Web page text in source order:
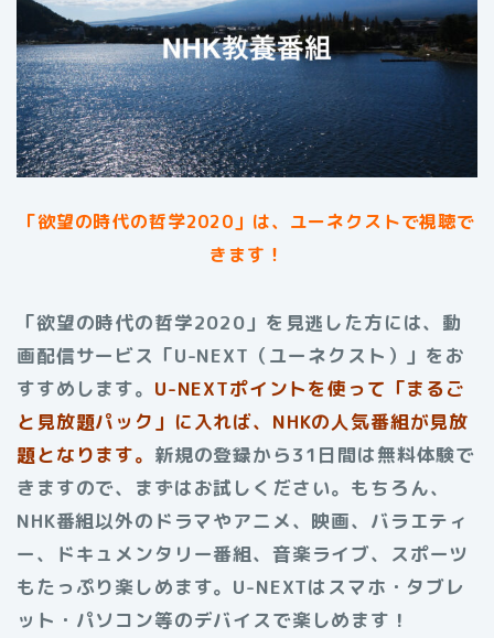
「欲望の時代の哲学2020」は、ユーネクストで視聴で
きます！
「欲望の時代の哲学2020」を見逃した方には、動
画配信サービス「U-NEXT（ユーネクスト）」をお
すすめします。 U-NEXTポイントを使って「まるご
と見放題パック」に入れば、NHKの人気番組が見放
題となります。 新規の登録から31日間は無料体験で
きますので、まずはお試しください。もちろん、
NHK番組以外のドラマやアニメ、映画、バラエティ
ー、ドキュメンタリー番組、音楽ライブ、スポーツ
もたっぷり楽しめます。U-NEXTはスマホ・タブレ
ット・パソコン等のデバイスで楽しめます！